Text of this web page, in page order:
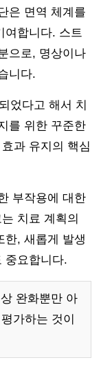
은 면역 체계를
여합니다. 스트
으로, 명상이나
니다.
었다고 해서 치
를 위한 꾸준한
과 유지의 핵심
부작용에 대한
치료 계획의
한, 새롭게 발생
중요합니다.
완화뿐만 아
가하는 것이